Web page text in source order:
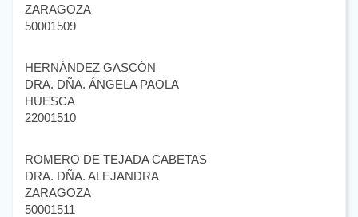
ZARAGOZA
50001509
HERNÁNDEZ GASCÓN
DRA. DÑA. ÁNGELA PAOLA
HUESCA
22001510
ROMERO DE TEJADA CABETAS
DRA. DÑA. ALEJANDRA
ZARAGOZA
50001511